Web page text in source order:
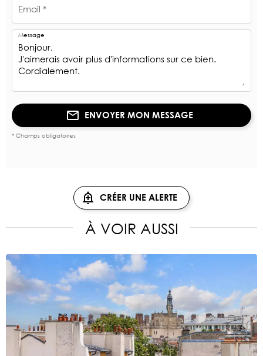
Email *
Message
ENVOYER MON MESSAGE
* Champs obligatoires
CRÉER UNE ALERTE
À VOIR AUSSI